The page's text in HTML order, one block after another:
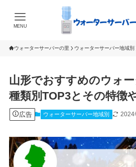
MENU
ウォーターサーバーの里 ウォーターサーバー地域別
山形でおすすめのウォー
種類別TOP3とその特徴
広告 ウォーターサーバー地域別 2024